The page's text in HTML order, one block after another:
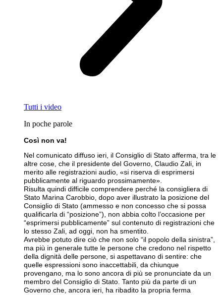
Tutti i video
In poche parole
Così non va!
Nel comunicato diffuso ieri, il Consiglio di Stato afferma, tra le
altre cose, che il presidente del Governo, Claudio Zali, in
merito alle registrazioni audio, «si riserva di esprimersi
pubblicamente al riguardo prossimamente».
Risulta quindi difficile comprendere perché la consigliera di
Stato Marina Carobbio, dopo aver illustrato la posizione del
Consiglio di Stato (ammesso e non concesso che si possa
qualificarla di “posizione”), non abbia colto l’occasione per
“esprimersi pubblicamente” sul contenuto di registrazioni che
lo stesso Zali, ad oggi, non ha smentito.
Avrebbe potuto dire ciò che non solo “il popolo della sinistra”,
ma più in generale tutte le persone che credono nel rispetto
della dignità delle persone, si aspettavano di sentire: che
quelle espressioni sono inaccettabili, da chiunque
provengano, ma lo sono ancora di più se pronunciate da un
membro del Consiglio di Stato. Tanto più da parte di un
Governo che, ancora ieri, ha ribadito la propria ferma